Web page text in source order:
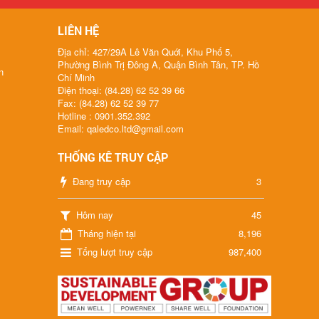
LIÊN HỆ
Địa chỉ: 427/29A Lê Văn Quới, Khu Phố 5,
Phường Bình Trị Đông A, Quận Bình Tân, TP. Hồ
Chí Minh
Điện thoại: (84.28) 62 52 39 66
Fax: (84.28) 62 52 39 77
Hotline : 0901.352.392
Email: qaledco.ltd@gmail.com
THỐNG KÊ TRUY CẬP
Đang truy cập 3
Hôm nay
45
Tháng hiện tại
8,196
Tổng lượt truy cập
987,400